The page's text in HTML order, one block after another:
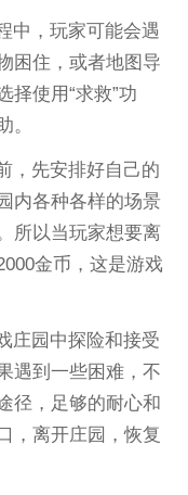
中，玩家可能会遇
困住，或者地图导
择使用“求救”功
。
，先安排好自己的
内各种各样的场景
所以当玩家想要离
金币，这是游戏
庄园中探险和接受
遇到一些困难，不
径，足够的耐心和
，离开庄园，恢复